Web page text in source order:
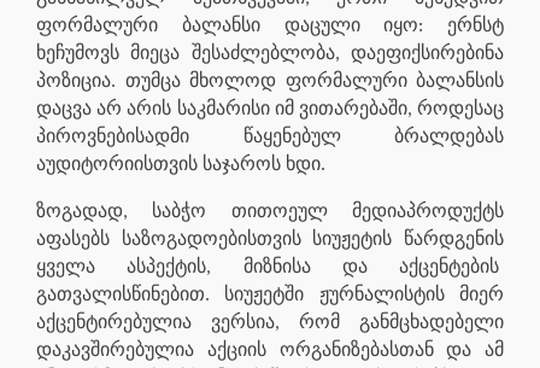
ფორმალური ბალანსი დაცული იყო: ერნსტ
ხეჩუმოვს მიეცა შესაძლებლობა, დაეფიქსირებინა
პოზიცია. თუმცა მხოლოდ ფორმალური ბალანსის
დაცვა არ არის საკმარისი იმ ვითარებაში, როდესაც
პიროვნებისადმი წაყენებულ ბრალდებას
აუდიტორიისთვის საჯაროს ხდი.
ზოგადად, საბჭო თითოეულ მედიაპროდუქტს
აფასებს საზოგადოებისთვის სიუჟეტის წარდგენის
ყველა ასპექტის, მიზნისა და აქცენტების
გათვალისწინებით. სიუჟეტში ჟურნალისტის მიერ
აქცენტირებულია ვერსია, რომ განმცხადებელი
დაკავშირებულია აქციის ორგანიზებასთან და ამ